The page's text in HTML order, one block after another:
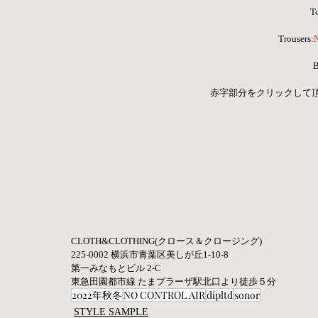
Trousers:
赤字部分をクリックして
CLOTH&CLOTHING(クロース＆クロージング)
225-0002 横浜市青葉区美しが丘1-10-8
第一みなもとビル 2-C
東急田園都市線 たまプラーザ駅北口より徒歩５分
2022年秋冬NO CONTROL AIRdipltdsonor
STYLE SAMPLE